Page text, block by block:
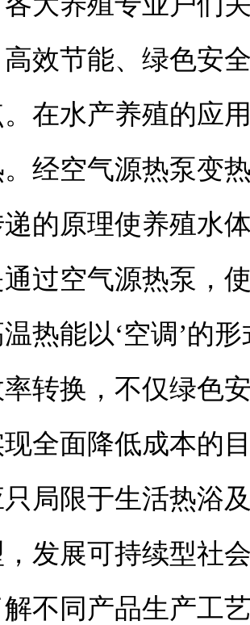
效节能、绿色安
在水产养殖的应
经空气源热泵变
的原理使养殖水
过空气源热泵，
热能以‘空调’的
转换，不仅绿色
全面降低成本的
局限于生活热浴
发展可持续型社
不同产品生产工